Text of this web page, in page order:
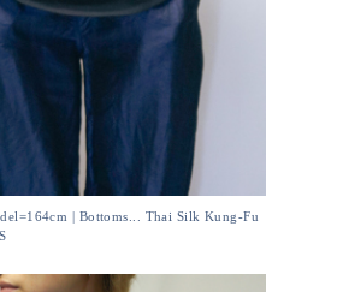
| Bottoms... Thai Silk Kung-Fu